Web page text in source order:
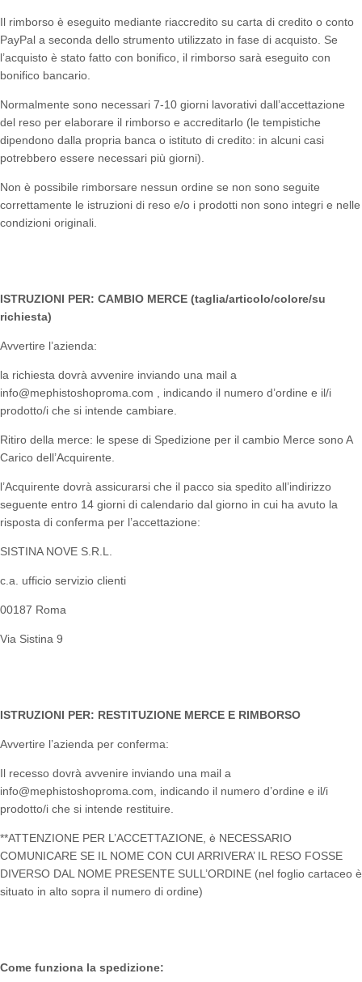
Il rimborso è eseguito mediante riaccredito su carta di credito o conto
PayPal a seconda dello strumento utilizzato in fase di acquisto. Se
l’acquisto è stato fatto con bonifico, il rimborso sarà eseguito con
bonifico bancario.
Normalmente sono necessari 7-10 giorni lavorativi dall’accettazione
del reso per elaborare il rimborso e accreditarlo (le tempistiche
dipendono dalla propria banca o istituto di credito: in alcuni casi
potrebbero essere necessari più giorni).
Non è possibile rimborsare nessun ordine se non sono seguite
correttamente le istruzioni di reso e/o i prodotti non sono integri e nelle
condizioni originali.
ISTRUZIONI PER: CAMBIO MERCE (taglia/articolo/colore/su
richiesta)
Avvertire l’azienda:
la richiesta dovrà avvenire inviando una mail a
info@mephistoshoproma.com , indicando il numero d’ordine e il/i
prodotto/i che si intende cambiare.
Ritiro della merce: le spese di Spedizione per il cambio Merce sono A
Carico dell’Acquirente.
l’Acquirente dovrà assicurarsi che il pacco sia spedito all’indirizzo
seguente entro 14 giorni di calendario dal giorno in cui ha avuto la
risposta di conferma per l’accettazione:
SISTINA NOVE S.R.L.
c.a. ufficio servizio clienti
00187 Roma
Via Sistina 9
ISTRUZIONI PER: RESTITUZIONE MERCE E RIMBORSO
Avvertire l’azienda per conferma:
Il recesso dovrà avvenire inviando una mail a
info@mephistoshoproma.com, indicando il numero d’ordine e il/i
prodotto/i che si intende restituire.
**ATTENZIONE PER L’ACCETTAZIONE, è NECESSARIO
COMUNICARE SE IL NOME CON CUI ARRIVERA’ IL RESO FOSSE
DIVERSO DAL NOME PRESENTE SULL’ORDINE (nel foglio cartaceo è
situato in alto sopra il numero di ordine)
Come funziona la spedizione: